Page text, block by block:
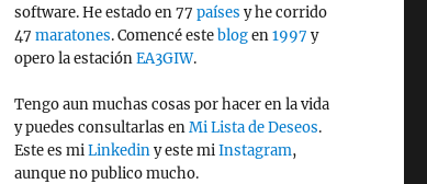
software. He estado en 77 países y he corrido
47 maratones. Comencé esteblogen1997 y
opero la estaciónEA3GIW.
Tengo aun muchas cosas por hacer en la vida
y puedes consultarlas enMi Lista de Deseos.
Este es miLinkediny este miInstagram,
aunque no publico mucho.